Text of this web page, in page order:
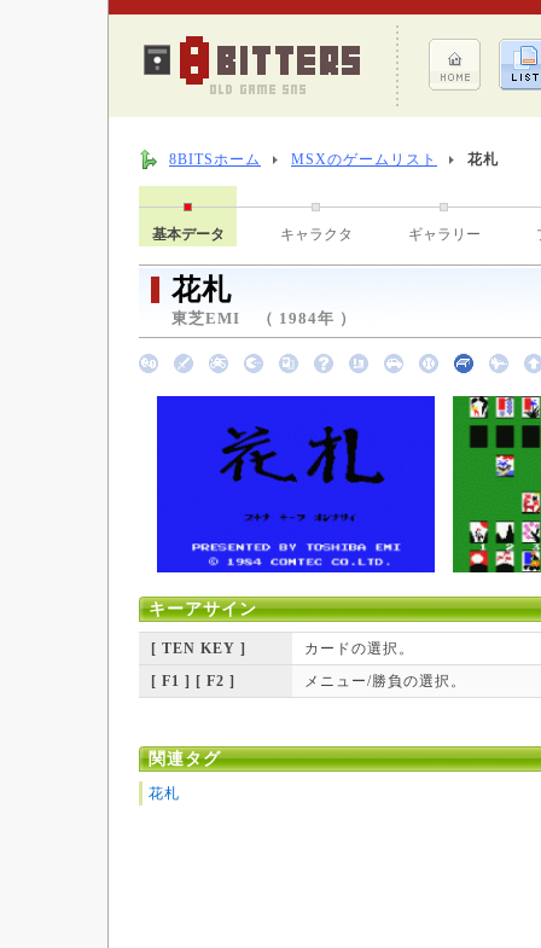
8BITSホーム MSXのゲームリスト 花札
基本データ キャラクタ ギャラリー
花札
東芝EMI （ 1984年 ）
キーアサイン
[ TEN KEY ]
カードの選択。
[ F1 ] [ F2 ]
メニュー/勝負の選択。
関連タグ
花札